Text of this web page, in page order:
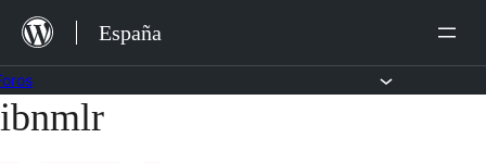
Saltar
contenido
España
Saltar
ibnmlr